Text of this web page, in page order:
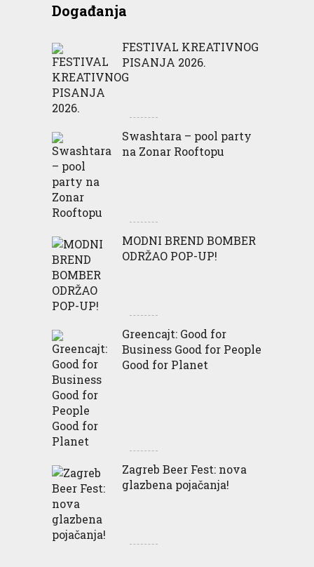
Događanja
FESTIVAL KREATIVNOG
PISANJA 2026.
Swashtara – pool party
na Zonar Rooftopu
MODNI BREND BOMBER
ODRŽAO POP-UP!
Greencajt: Good for
Business Good for People
Good for Planet
Zagreb Beer Fest: nova
glazbena pojačanja!